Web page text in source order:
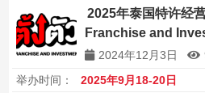
2025年泰国特许经
Franchise and
2024年12月3日
举办时间：
2025年9月18-20日